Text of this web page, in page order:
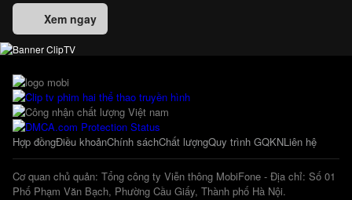
Xem ngay
Hợp đồngĐiều khoảnChính sáchChất lượngQuy trình GQKNLiên hệ
Cơ quan chủ quản: Tổng công ty Viễn thông MobiFone - Địa chỉ: Số 01
Phố Phạm Văn Bạch, Phường Cầu Giấy, Thành phố Hà Nội.